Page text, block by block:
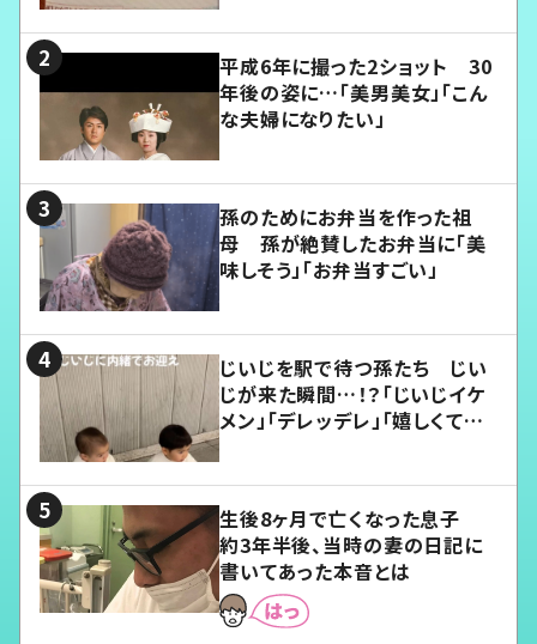
平成6年に撮った2ショット 30
年後の姿に…「美男美女」「こん
な夫婦になりたい」
孫のためにお弁当を作った祖
母 孫が絶賛したお弁当に「美
味しそう」「お弁当すごい」
じいじを駅で待つ孫たち じい
じが来た瞬間…！？「じいじイケ
メン」「デレッデレ」「嬉しくて可
生後8ヶ月で亡くなった息子
約3年半後、当時の妻の日記に
書いてあった本音とは